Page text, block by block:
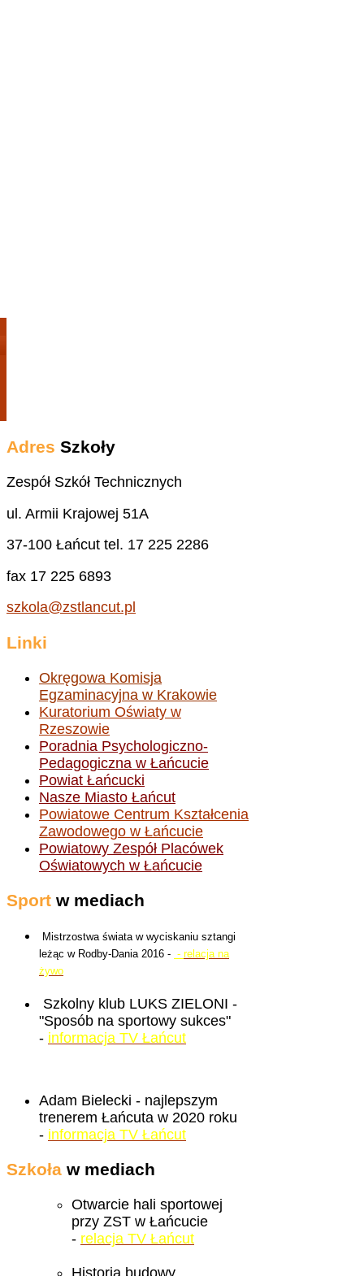
Adres Szkoły
Zespół Szkół Technicznych
ul. Armii Krajowej 51A
37-100 Łańcut tel. 17 225 2286
fax 17 225 6893
szkola@zstlancut.pl
Linki
Okręgowa Komisja
Egzaminacyjna w Krakowie
Kuratorium Oświaty w
Rzeszowie
Poradnia Psychologiczno-
Pedagogiczna w Łańcucie
Powiat Łańcucki
Nasze Miasto Łańcut
Powiatowe Centrum Kształcenia
Zawodowego w Łańcucie
Powiatowy Zespół Placówek
Oświatowych w Łańcucie
Sport w mediach
Mistrzostwa świata w wyciskaniu sztangi
leżąc w Rodby-Dania 2016 - - relacja na
żywo
Szkolny klub LUKS ZIELONI -
"Sposób na sportowy sukces"
- informacja TV Łańcut
Adam Bielecki - najlepszym
trenerem Łańcuta w 2020 roku
- informacja TV Łańcut
Szkoła w mediach
Otwarcie hali sportowej
przy ZST w Łańcucie
- relacja TV Łańcut
Historia budowy